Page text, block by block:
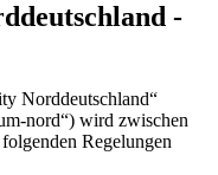
-
Norddeutschland“
nord“) wird zwischen
Regelungen